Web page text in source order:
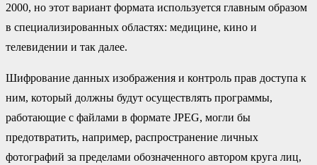
2000, но этот вариант формата используется главным образом
в специализированных областях: медицине, кино и
телевидении и так далее.
Шифрование данных изображения и контроль прав доступа к
ним, который должны будут осуществлять программы,
работающие с файлами в формате JPEG, могли бы
предотвратить, например, распространение личных
фотографий за пределами обозначенного автором круга лиц,